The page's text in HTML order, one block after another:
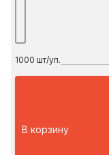
1000 шт/уп.
В корзину